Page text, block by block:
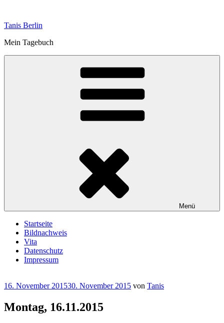
springen
Tanis Berlin
Mein Tagebuch
Menü
Startseite
Bildnachweis
Vita
Datenschutz
Impressum
Veröffentlicht
16. November 201530. November 2015 von Tanis
Montag, 16.11.2015